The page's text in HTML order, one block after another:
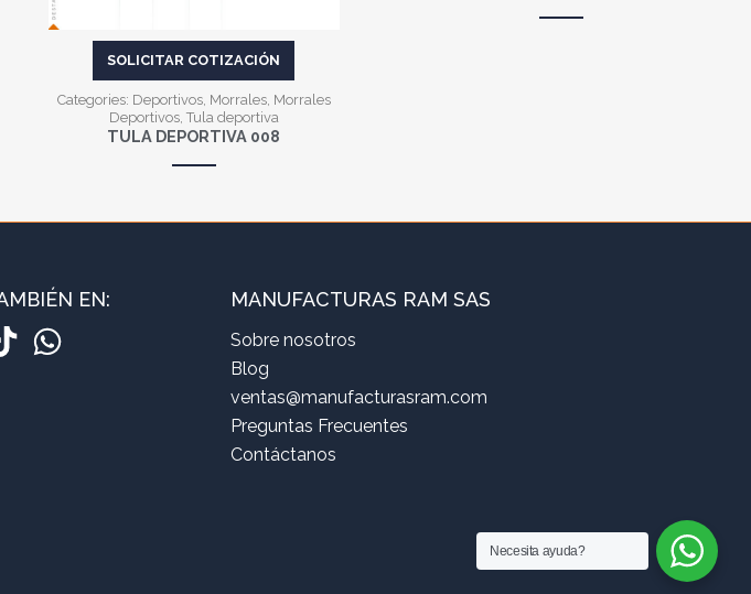
SOLICITAR COTIZACIÓN
Categories: Deportivos, Morrales, Morrales
Deportivos, Tula deportiva
TULA DEPORTIVA 008
EN: MANUFACTURAS RAM SAS
Sobre nosotros
Blog
ventas@manufacturasram.com
Preguntas Frecuentes
Contáctanos
Necesita ayuda?